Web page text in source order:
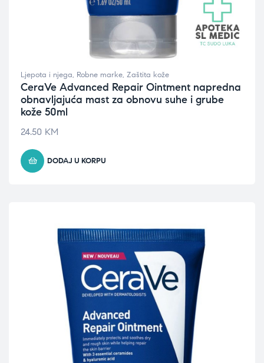
Ljepota i njega, Robne marke, Zaštita kože
CeraVe Advanced Repair Ointment napredna
obnavljajuća mast za obnovu suhe i grube
kože 50ml
24.50 KM
DODAJ U KORPU